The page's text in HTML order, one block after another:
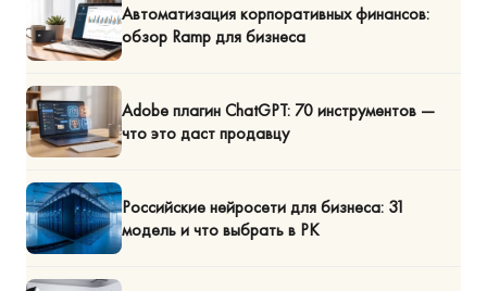
Автоматизация корпоративных финансов:
обзор Ramp для бизнеса
Adobe плагин ChatGPT: 70 инструментов —
что это даст продавцу
Российские нейросети для бизнеса: 31
модель и что выбрать в РК